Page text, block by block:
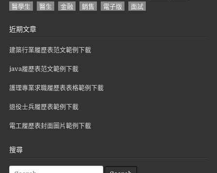
醫學生
醫生 金融 銷售 電子版 面試
近期文章
建築行業履歷表范文範例下載
java履歷表范文範例下載
護理專業求職履歷表表格範例下載
退役士兵履歷表範例下載
電工履歷表封面圖片範例下載
搜尋